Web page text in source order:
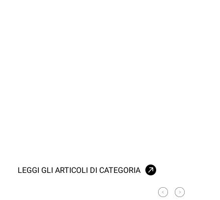
LEGGI GLI ARTICOLI DI CATEGORIA